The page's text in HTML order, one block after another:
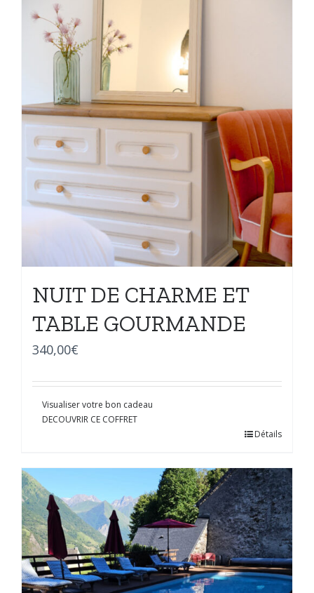
NUIT DE CHARME ET
TABLE GOURMANDE
340,00€
Visualiser votre bon cadeau
DECOUVRIR CE COFFRET
Détails